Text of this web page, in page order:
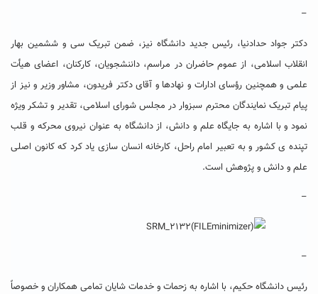
–
دکتر جواد حدادنیا، رئیس جدید دانشگاه نیز، ضمن تبریک سی و ششمین بهار
انقلاب اسلامی، از عموم حاضران در مراسم، داننشجویان، کارکنان، اعضای هیأت
علمی و همچنین رؤسای ادارات و نهادها و آقای دکتر فریدون، مشاور وزیر و نیز از
پیام تبریک نمایندگان محترم سبزوار در مجلس شورای اسلامی، تقدیر و تشکر ویژه
نمود و با اشاره به جایگاه علم و دانش، از دانشگاه به عنوان نیروی محرکه و قلب
تپنده ی کشور و به تعبیر امام راحل، کارخانه انسان سازی یاد کرد که کانون اصلی
علم و دانش و پژوهش است.
–
–
رئیس دانشگاه حکیم، با اشاره به زحمات و خدمات شایان تمامی همکاران و خصوصاً